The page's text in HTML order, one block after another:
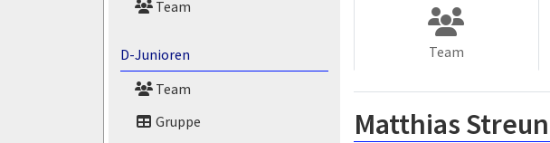
Team
D-Junioren
Team
Gruppe
Team
Matthias Streun